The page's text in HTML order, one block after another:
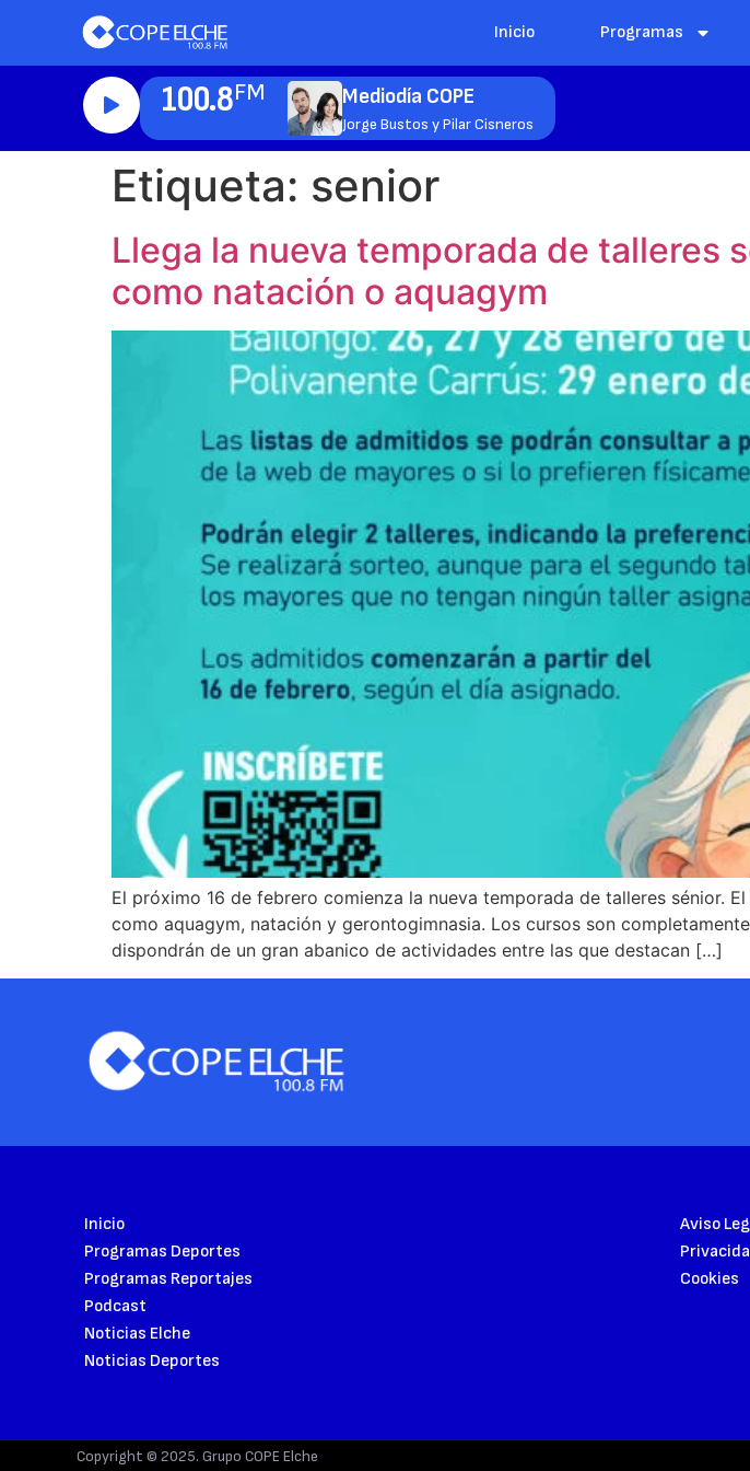
Inicio Programas
100.8FM Mediodía COPE
Jorge Bustos y Pilar Cisneros
Etiqueta: senior
Llega la nueva temporada de talleres
como natación o aquagym
El próximo 16 de febrero comienza la nueva temporada de talleres sénior.
como aquagym, natación y gerontogimnasia. Los cursos son
dispondrán de un gran abanico de actividades entre las que destacan […]
Inicio
Programas Deportes
Programas Reportajes
Podcast
Noticias Elche
Noticias Deportes
Aviso
Cookies
Copyright © 2025. Grupo COPE Elche